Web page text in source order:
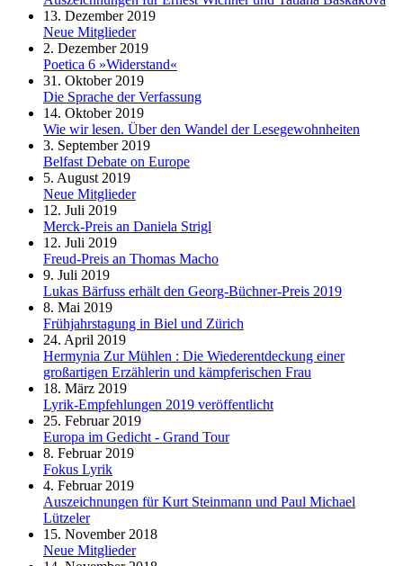
13. Dezember 2019
Neue Mitglieder
2. Dezember 2019
Poetica 6 »Widerstand«
31. Oktober 2019
Die Sprache der Verfassung
14. Oktober 2019
Wie wir lesen. Über den Wandel der Lesegewohnheiten
3. September 2019
Belfast Debate on Europe
5. August 2019
Neue Mitglieder
12. Juli 2019
Merck-Preis an Daniela Strigl
12. Juli 2019
Freud-Preis an Thomas Macho
9. Juli 2019
Lukas Bärfuss erhält den Georg-Büchner-Preis 2019
8. Mai 2019
Frühjahrstagung in Biel und Zürich
24. April 2019
Hermynia Zur Mühlen : Die Wiederentdeckung einer
großartigen Erzählerin und kämpferischen Frau
18. März 2019
Lyrik-Empfehlungen 2019 veröffentlicht
25. Februar 2019
Europa im Gedicht - Grand Tour
8. Februar 2019
Fokus Lyrik
4. Februar 2019
Auszeichnungen für Kurt Steinmann und Paul Michael
Lützeler
15. November 2018
Neue Mitglieder